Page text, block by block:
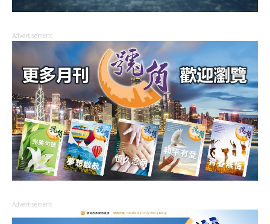
Advertisement
Advertisement